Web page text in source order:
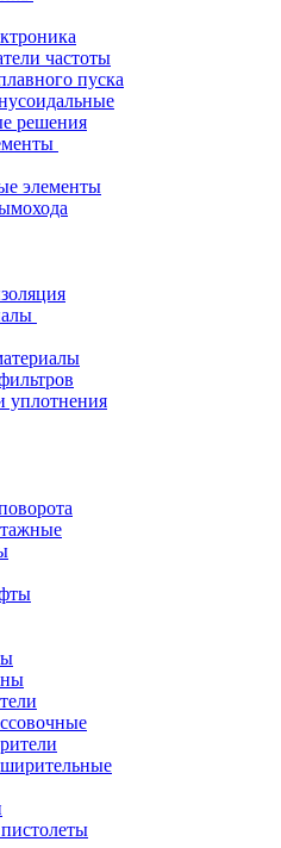
частоты
пуска
решения
элементы
уплотнения